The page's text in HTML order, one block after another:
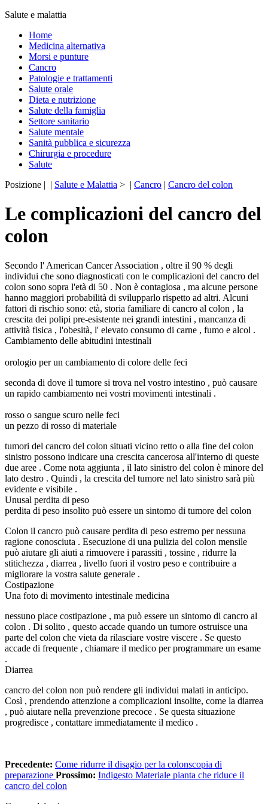
Salute e malattia
Home
Medicina alternativa
Morsi e punture
Cancro
Patologie e trattamenti
Salute orale
Dieta e nutrizione
Salute della famiglia
Settore sanitario
Salute mentale
Sanità pubblica e sicurezza
Chirurgia e procedure
Salute
Posizione | | Salute e Malattia > | Cancro | Cancro del colon
Le complicazioni del cancro del
colon
Secondo l' American Cancer Association , oltre il 90 % degli
individui che sono diagnosticati con le complicazioni del cancro del
colon sono sopra l'età di 50 . Non è contagiosa , ma alcune persone
hanno maggiori probabilità di svilupparlo rispetto ad altri. Alcuni
fattori di rischio sono: età, storia familiare di cancro al colon , la
crescita dei polipi pre-esistente nei grandi intestini , mancanza di
attività fisica , l'obesità, l' elevato consumo di carne , fumo e alcol .
Cambiamento delle abitudini intestinali
orologio per un cambiamento di colore delle feci
seconda di dove il tumore si trova nel vostro intestino , può causare
un rapido cambiamento nei vostri movimenti intestinali .
rosso o sangue scuro nelle feci
un pezzo di rosso di materiale
tumori del cancro del colon situati vicino retto o alla fine del colon
sinistro possono indicare una crescita cancerosa all'interno di queste
due aree . Come nota aggiunta , il lato sinistro del colon è minore del
lato destro . Quindi , la crescita del tumore nel lato sinistro sarà più
evidente e visibile .
Unusal perdita di peso
perdita di peso insolito può essere un sintomo di tumore del colon
Colon il cancro può causare perdita di peso estremo per nessuna
ragione conosciuta . Esecuzione di una pulizia del colon mensile
può aiutare gli aiuti a rimuovere i parassiti , tossine , ridurre la
stitichezza , diarrea , livello fuori il vostro peso e contribuire a
migliorare la vostra salute generale .
Costipazione
Una foto di movimento intestinale medicina
nessuno piace costipazione , ma può essere un sintomo di cancro al
colon . Di solito , questo accade quando un tumore ostruisce una
parte del colon che vieta da rilasciare vostre viscere . Se questo
accade di frequente , chiamare il medico per programmare un esame
.
Diarrea
cancro del colon non può rendere gli individui malati in anticipo.
Così , prendendo attenzione a complicazioni insolite, come la diarrea
, può aiutare nella prevenzione precoce . Se questa situazione
progredisce , contattare immediatamente il medico .
Precedente: Come ridurre il disagio per la colonscopia di
preparazione Prossimo: Indigesto Materiale pianta che riduce il
cancro del colon